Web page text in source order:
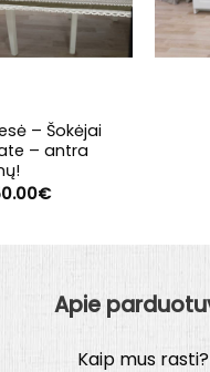
– Šokėjai
– antra
€Current
Apie
Kaip mus rasti?